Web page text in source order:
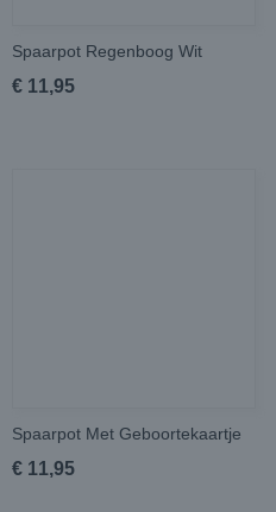
Spaarpot Regenboog Wit
€ 11,95
Spaarpot Met Geboortekaartje
€ 11,95